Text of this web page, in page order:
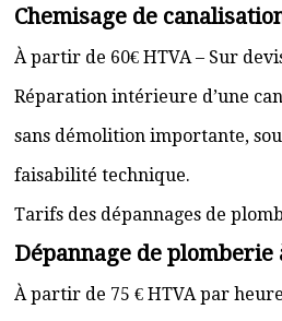
Chemisage de
À partir de 60€ HTVA – Sur
Réparation intérieure d’une
sans démolition importante,
faisabilité technique.
Tarifs des dépannages de
Dépannage de plomberie
À partir de 75 € HTVA par heure